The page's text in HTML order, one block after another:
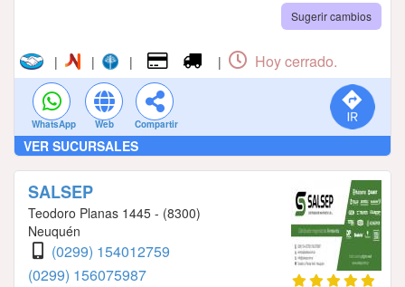
Sugerir cambios
| | | | Hoy cerrado.
WhatsApp Web Compartir
VER SUCURSALES
SALSEP
Teodoro Planas 1445 - (8300)
Neuquén
(0299) 154012759
(0299) 156075987